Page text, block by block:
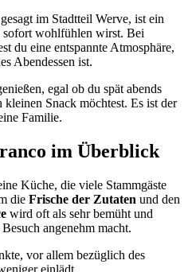
im Stadtteil Werve, ist ein
sofort wohlfühlen wirst. Bei
du eine entspannte Atmosphäre,
Abendessen ist.
egal ob du spät abends
Snack möchtest. Es ist der
Familie.
im Überblick
Küche, die viele Stammgäste
die Frische der Zutaten und den
wird oft als sehr bemüht und
angenehm macht.
vor allem bezüglich des